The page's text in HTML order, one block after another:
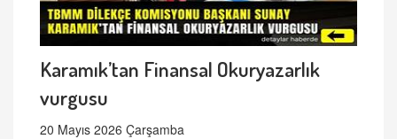
Karamık’tan Finansal Okuryazarlık
vurgusu
20 Mayıs 2026 Çarşamba